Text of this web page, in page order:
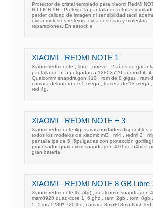
Protector de cristal templado para xiaomi RedMi
NILLKIN 9H . Protege la pantalla de roturas y
perder calidad de imagen ni sensibilidad tactil
evitar molestos reflejos. evita costosas y molestas
reparaciones. En estock e
XIAOMI - REDMI NOTE 1
Xiaomi redmi note , libre , nuevo , 2 años de
pantalla de 5. 5 pulgadas a 1280X720 android 4. 4
Qualcomm snapdragon 410 , rom de 8 gigas , ram
camara delantera de 5 mega , trasera de 13 mega ,
red 4g,
XIAOMI - REDMI NOTE + 3
Xiaomi redmi note 4g. varias unidades disponibles
todos los modelos de xiaomi: mi3 , mi4 , redmi 2 ,
pantalla ips de 5, 5pulgadas con protección
procesador qualcomm snapdragon 410 de 64bits.
gran batería
XIAOMI - REDMI NOTE 8 GB Libre
Xiaomi redmi note lte (4g) , qualcomm snapdragon
msm8928 quad-core 1. 6 ghz , ram: 2gb , rom: 8gb
5. 5 ips 1280* 720 hd, camara 3mp+13mp flash led